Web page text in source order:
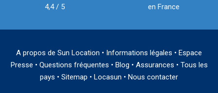
4,4 / 5
en France
A propos de Sun Location • Informations légales • Espace
Presse • Questions fréquentes • Blog • Assurances • Tous les
pays • Sitemap • Locasun • Nous contacter